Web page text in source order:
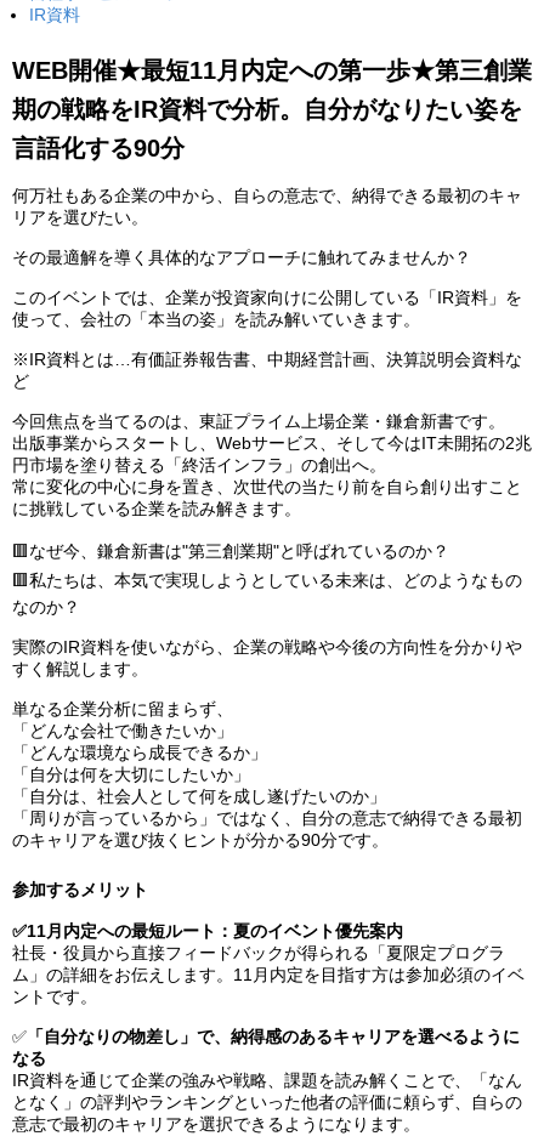
IR資料
WEB開催★最短11月内定への第一歩★第三創業
期の戦略をIR資料で分析。自分がなりたい姿を
言語化する90分
何万社もある企業の中から、自らの意志で、納得できる最初のキャ
リアを選びたい。
その最適解を導く具体的なアプローチに触れてみませんか？
このイベントでは、企業が投資家向けに公開している「IR資料」を
使って、会社の「本当の姿」を読み解いていきます。
※IR資料とは…有価証券報告書、中期経営計画、決算説明会資料な
ど
今回焦点を当てるのは、東証プライム上場企業・鎌倉新書です。
出版事業からスタートし、Webサービス、そして今はIT未開拓の2兆
円市場を塗り替える「終活インフラ」の創出へ。
常に変化の中心に身を置き、次世代の当たり前を自ら創り出すこと
に挑戦している企業を読み解きます。
🟥なぜ今、鎌倉新書は"第三創業期"と呼ばれているのか？
🟥私たちは、本気で実現しようとしている未来は、どのようなもの
なのか？
実際のIR資料を使いながら、企業の戦略や今後の方向性を分かりや
すく解説します。
単なる企業分析に留まらず、
「どんな会社で働きたいか」
「どんな環境なら成長できるか」
「自分は何を大切にしたいか」
「自分は、社会人として何を成し遂げたいのか」
「周りが言っているから」ではなく、自分の意志で納得できる最初
のキャリアを選び抜くヒントが分かる90分です。
参加するメリット
✅11月内定への最短ルート：夏のイベント優先案内
社長・役員から直接フィードバックが得られる「夏限定プログラ
ム」の詳細をお伝えします。11月内定を目指す方は参加必須のイベ
ントです。
✅ 「自分なりの物差し」で、納得感のあるキャリアを選べるように
なる
IR資料を通じて企業の強みや戦略、課題を読み解くことで、「なん
となく」の評判やランキングといった他者の評価に頼らず、自らの
意志で最初のキャリアを選択できるようになります。